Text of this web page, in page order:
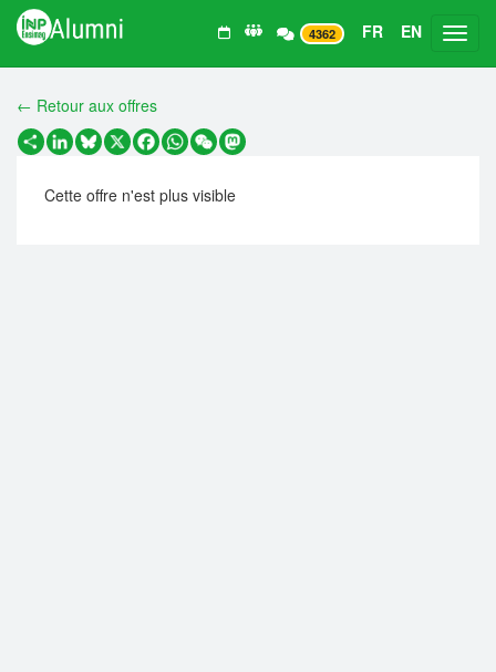
4362 FR EN
← Retour aux offres
PartagerLinkedIn
Bluesky
X Facebook
WhatsApp
WeChatMastodon
Cette offre n'est plus visible